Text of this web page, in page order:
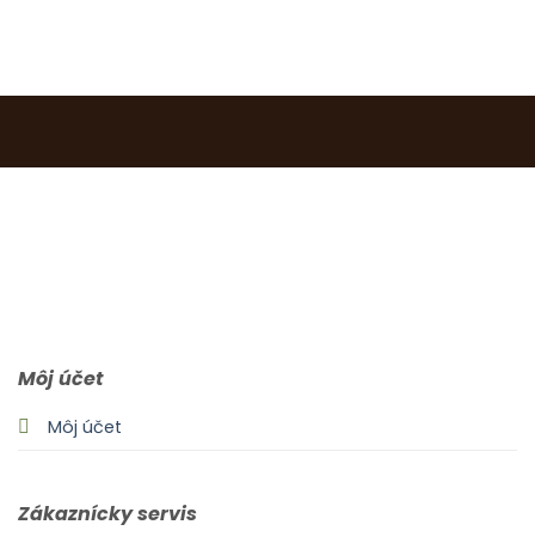
Môj účet
Môj účet
Zákaznícky servis